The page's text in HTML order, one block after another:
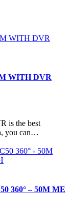
WITH DVR
is the best
you can…
360° – 50M ΜΕ